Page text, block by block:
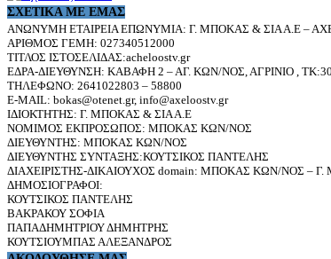
ΣΧΕΤΙΚΆ ΜΕ ΕΜΆΣ
ΑΝΩΝΥΜΗ ΕΤΑΙΡΕΙΑ ΕΠΩΝΥΜΙΑ: Γ. ΜΠΟΚΑΣ & ΣΙΑ Α.Ε –
ΑΡΙΘΜΟΣ ΓΕΜΗ: 027340512000
ΤΙΤΛΟΣ ΙΣΤΟΣΕΛΙΔΑΣ:acheloostv.gr
ΕΔΡΑ-ΔΙΕΥΘΥΝΣΗ: ΚΑΒΑΦΗ 2 – ΑΓ. ΚΩΝ/ΝΟΣ, ΑΓΡΙΝΙΟ ,
ΤΗΛΕΦΩΝΟ: 2641022803 – 58800
E-MAIL: bokas@otenet.gr, info@axeloostv.gr
ΙΔΙΟΚΤΗΤΗΣ: Γ. ΜΠΟΚΑΣ & ΣΙΑ Α.Ε
ΝΟΜΙΜΟΣ ΕΚΠΡΟΣΩΠΟΣ: ΜΠΟΚΑΣ ΚΩΝ/ΝΟΣ
ΔΙΕΥΘΥΝΤΗΣ: ΜΠΟΚΑΣ ΚΩΝ/ΝΟΣ
ΔΙΕΥΘΥΝΤΗΣ ΣΥΝΤΑΞΗΣ:ΚΟΥΤΣΙΚΟΣ ΠΑΝΤΕΛΗΣ
ΔΙΑΧΕΙΡΙΣΤΗΣ-ΔΙΚΑΙΟΥΧΟΣ domain: ΜΠΟΚΑΣ ΚΩΝ/ΝΟΣ – Γ.
ΔΗΜΟΣΙΟΓΡΑΦΟΙ:
ΚΟΥΤΣΙΚΟΣ ΠΑΝΤΕΛΗΣ
ΒΑΚΡΑΚΟΥ ΣΟΦΙΑ
ΠΑΠΑΔΗΜΗΤΡΙΟΥ ΔΗΜΗΤΡΗΣ
ΚΟΥΤΣΙΟΥΜΠΑΣ ΑΛΕΞΑΝΔΡΟΣ